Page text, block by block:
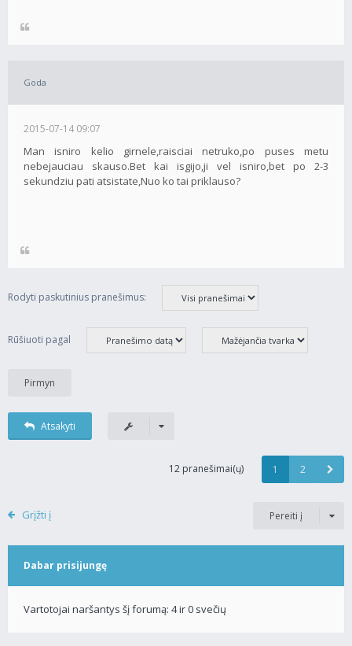
Goda
2015-07-14 09:07
Man isniro kelio girnele,raisciai netruko,po puses metu
nebejauciau skauso.Bet kai isgijo,ji vel isniro,bet po 2-3
sekundziu pati atsistate,Nuo ko tai priklauso?
Rodyti paskutinius pranešimus:
Rūšiuoti pagal
Atsakyti
12 pranešimai(ų) 1 2
Grįžti į Pereiti į
Dabar prisijungę
Vartotojai naršantys šį forumą: 4 ir 0 svečių